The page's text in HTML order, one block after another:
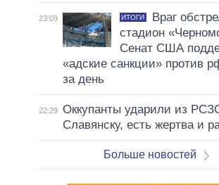
23:09 ИТОГИ
Враг
стадион
Сенат США
«адские санкции» против
за день
22:29 Оккупанты ударили из
Славянску, есть жертва и
Больше новостей